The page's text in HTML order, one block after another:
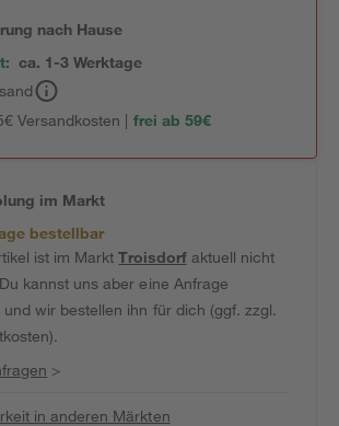
nach Hause
ca. 1-3 Werktage
Versandkosten | frei ab 59€
im Markt
bestellbar
ist im MarktTroisdorfaktuell nicht
kannst uns aber eine Anfrage
wir bestellen ihn für dich (ggf. zzgl.
>
in anderen Märkten